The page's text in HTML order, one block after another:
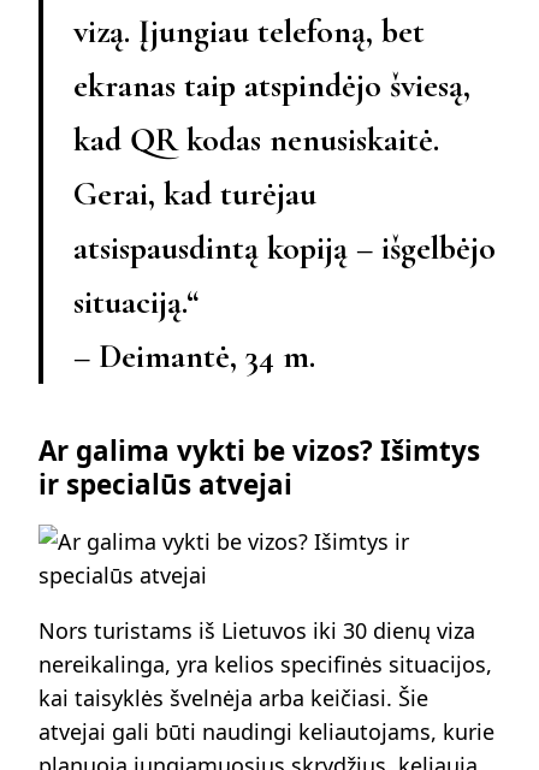
vizą. Įjungiau telefoną, bet
ekranas taip atspindėjo šviesą,
kad QR kodas nenusiskaitė.
Gerai, kad turėjau
atsispausdintą kopiją – išgelbėjo
situaciją.“
– Deimantė, 34 m.
Ar galima vykti be vizos? Išimtys
ir specialūs atvejai
Nors turistams iš Lietuvos iki 30 dienų viza
nereikalinga, yra kelios specifinės situacijos,
kai taisyklės švelnėja arba keičiasi. Šie
atvejai gali būti naudingi keliautojams, kurie